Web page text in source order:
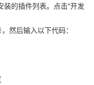
的插件列表。点击“开发
然后输入以下代码：